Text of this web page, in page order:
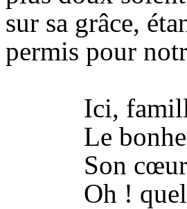
sur sa grâce,
permis pour
Ici,
Le
Son
Oh ! quel